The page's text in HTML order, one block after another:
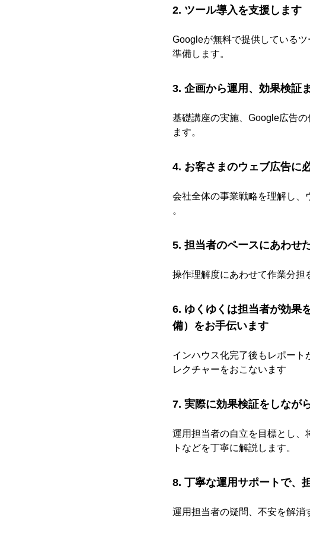
2. ツール導入を支援します
Googleが無料で提供している
準備します。
3. 企画から運用、効果検証
基礎講座の実施、Google広告
ます。
4. お客さまのウェブ広告に
会社全体の事業戦略を理解し、
。
5. 担当者のペースにあわせ
操作理解度にあわせて作業分担
6. ゆくゆくは担当者が効果
備）をお手伝います
インハウス化完了後もレポー
レクチャーをおこないます
7. 実際に効果検証をしなが
運用担当者の自立を目標とし
トなどを丁寧に解説します。
8. 丁寧な運用サポートで、
運用担当者の疑問、不安を解消